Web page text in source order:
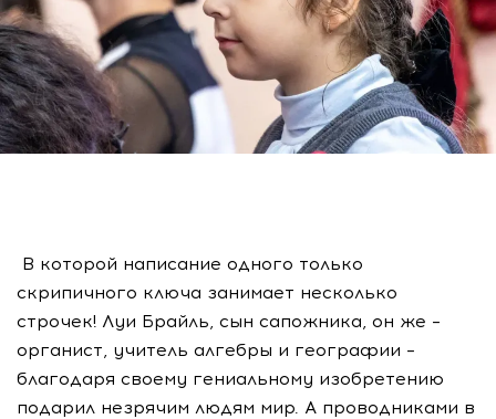
В которой написание одного только
скрипичного ключа занимает несколько
строчек! Луи Брайль, сын сапожника, он же –
органист, учитель алгебры и географии –
благодаря своему гениальному изобретению
подарил незрячим людям мир. А проводниками в